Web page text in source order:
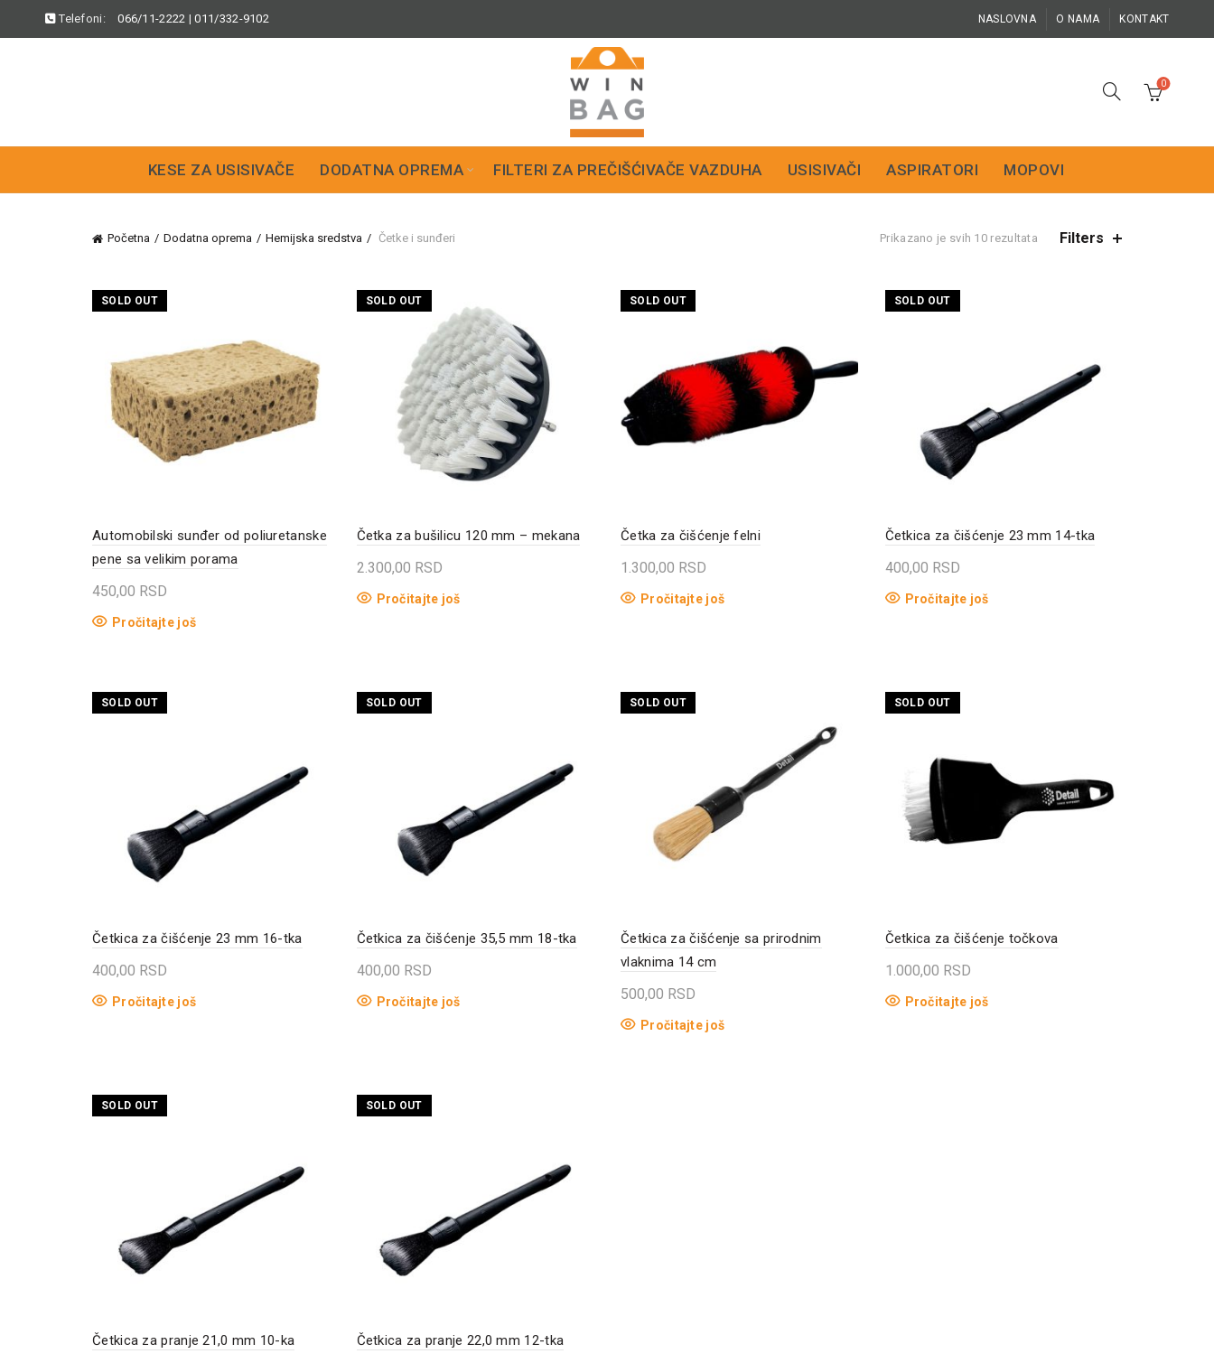
Telefoni: 066/11-2222 |011/332-9102 NASLOVNA O NAMA KONTAKT
0
KESE ZA USISIVAČE DODATNA OPREMA FILTERI ZA PREČIŠĆIVAČE VAZDUHA USISIVAČI ASPIRATORI MOPOVI
Početna Dodatna oprema Hemijska sredstva Četke i sunđeri Prikazano je svih 10 rezultata Filters
SOLD OUT
Automobilski sunđer od poliuretanske
pene sa velikim porama
450,00 RSD
Pročitajte još
SOLD OUT
Četka za bušilicu 120 mm – mekana
2.300,00 RSD
Pročitajte još
SOLD OUT
Četka za čišćenje felni
1.300,00 RSD
Pročitajte još
SOLD OUT
Četkica za čišćenje 23 mm 14-tka
400,00 RSD
Pročitajte još
SOLD OUT
Četkica za čišćenje 23 mm 16-tka
400,00 RSD
Pročitajte još
SOLD OUT
Četkica za čišćenje 35,5 mm 18-tka
400,00 RSD
Pročitajte još
SOLD OUT
Četkica za čišćenje sa prirodnim
vlaknima 14 cm
500,00 RSD
Pročitajte još
SOLD OUT
Četkica za čišćenje točkova
1.000,00 RSD
Pročitajte još
SOLD OUT
Četkica za pranje 21,0 mm 10-ka
SOLD OUT
Četkica za pranje 22,0 mm 12-tka